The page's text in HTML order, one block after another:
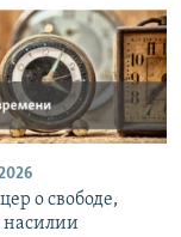
о свободе,
насилии